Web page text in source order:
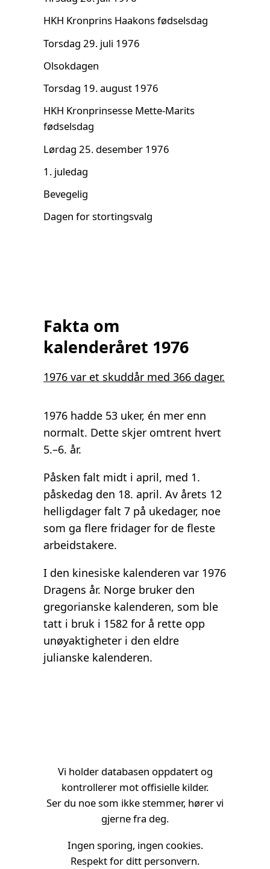
HKH Kronprins Haakons fødselsdag
Torsdag 29. juli 1976
Olsokdagen
Torsdag 19. august 1976
HKH Kronprinsesse Mette-Marits
fødselsdag
Lørdag 25. desember 1976
1. juledag
Bevegelig
Dagen for stortingsvalg
Fakta om
kalenderåret 1976
1976 var et skuddår med 366 dager.
1976 hadde 53 uker, én mer enn
normalt. Dette skjer omtrent hvert
5.–6. år.
Påsken falt midt i april, med 1.
påskedag den 18. april. Av årets 12
helligdager falt 7 på ukedager, noe
som ga flere fridager for de fleste
arbeidstakere.
I den kinesiske kalenderen var 1976
Dragens år. Norge bruker den
gregorianske kalenderen, som ble
tatt i bruk i 1582 for å rette opp
unøyaktigheter i den eldre
julianske kalenderen.
Vi holder databasen oppdatert og
kontrollerer mot offisielle kilder.
Ser du noe som ikke stemmer, hører vi
gjerne fra deg.
Ingen sporing, ingen cookies.
Respekt for ditt personvern.